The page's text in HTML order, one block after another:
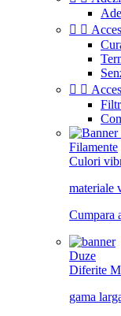
 
 
Filamente
Culori
materiale
Cumpara
Duze
Diferite
gama